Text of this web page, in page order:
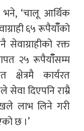
भने, ‘चालू आर्थिक
६५ रूपैयाँँको
रक्त
२५ रूपैयाँँसम्म
कार्यरत
दिएपनि राम्रै
लाभ लिने गरी
छ ।’